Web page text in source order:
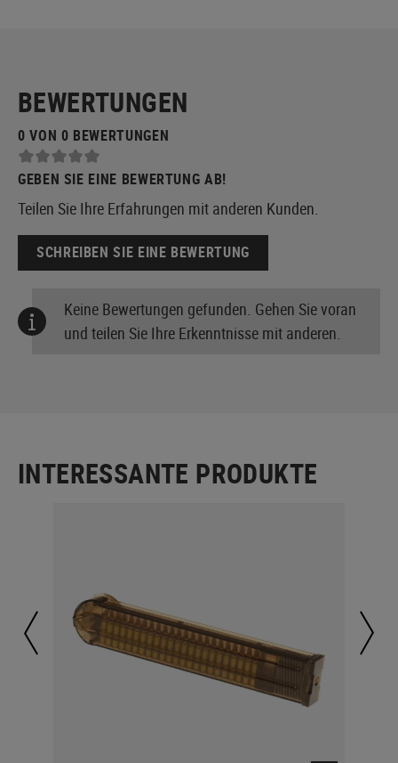
BEWERTUNGEN
0 VON 0 BEWERTUNGEN
GEBEN SIE EINE BEWERTUNG AB!
Teilen Sie Ihre Erfahrungen mit anderen Kunden.
SCHREIBEN SIE EINE BEWERTUNG
Keine Bewertungen gefunden. Gehen Sie voran
und teilen Sie Ihre Erkenntnisse mit anderen.
INTERESSANTE PRODUKTE